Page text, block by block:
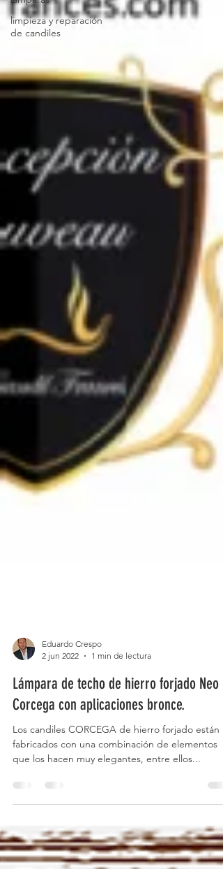
limpieza y reparación
de candiles
2 jun 2022
1 min de lectura
Lámpara de techo de hierro forjado Neo
Corcega con aplicaciones bronce.
Los candiles CORCEGA de hierro forjado están
que los hacen muy elegantes, entre ellos...